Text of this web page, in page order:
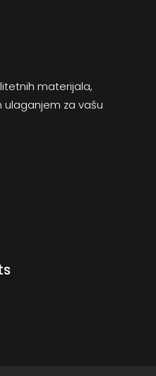
materijala,
ulaganjem za vašu